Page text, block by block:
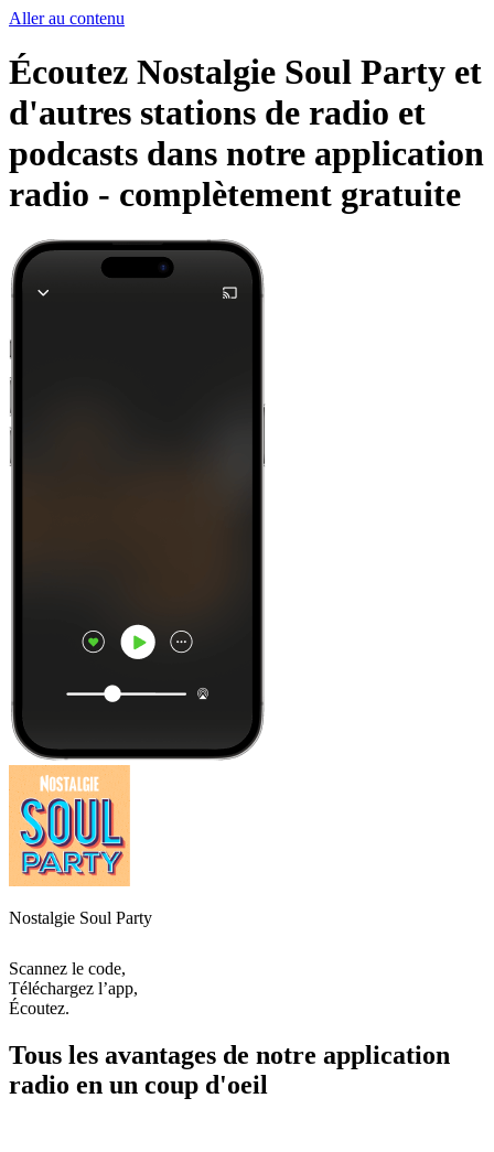
Aller au contenu
Écoutez Nostalgie Soul Party et
d'autres stations de radio et
podcasts dans notre application
radio - complètement gratuite
Nostalgie Soul Party
Scannez le code,
Téléchargez l’app,
Écoutez.
Tous les avantages de notre application
radio en un coup d'oeil